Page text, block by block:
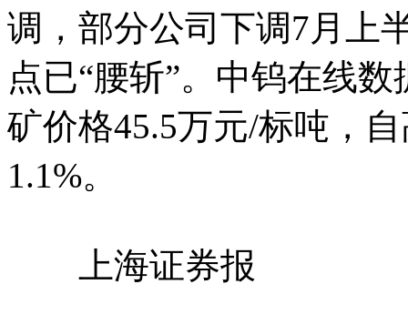
调，部分公司下调7月上
点已“腰斩”。中钨在线
矿价格45.5万元/标吨，
1.1%。
上海证券报